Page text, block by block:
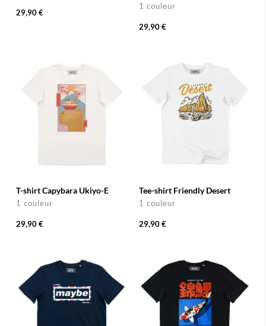
29,90 €
1 couleur
29,90 €
T-shirt Capybara Ukiyo-E
1 couleur
29,90 €
Tee-shirt Friendly Desert
1 couleur
29,90 €